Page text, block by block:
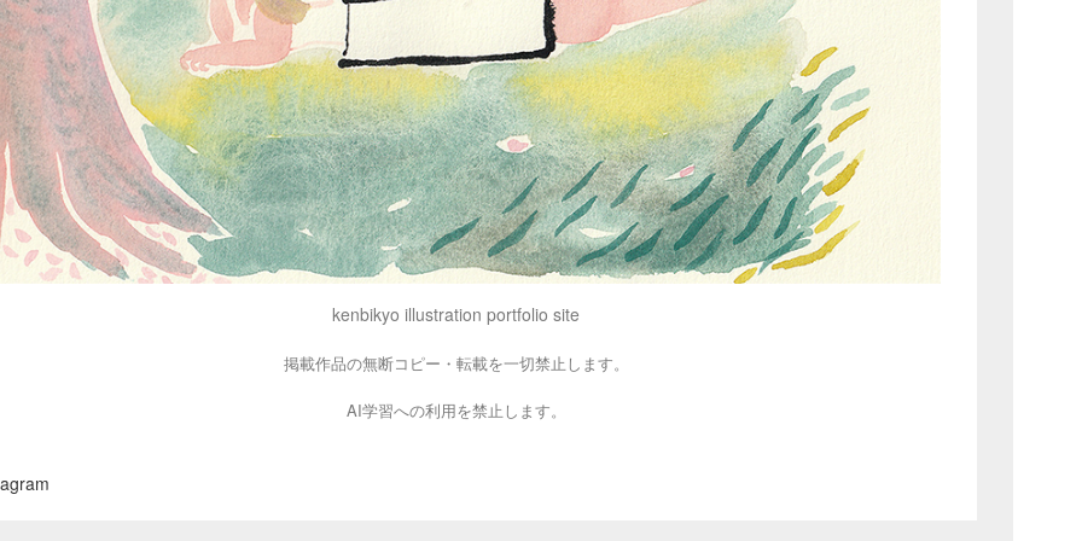
kenbikyo illustration portfolio site
掲載作品の無断コピー・転載を一切禁止します。
AI学習への利用を禁止します。